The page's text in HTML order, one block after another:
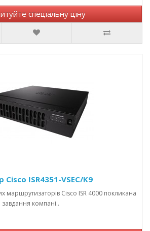
спеціальну ціну
ISR4351-VSEC/K9
маршрутизаторів Cisco ISR 4000 покликана
компані..